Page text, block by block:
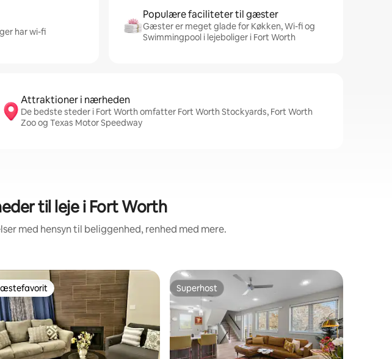
har wi-fi
Populære faciliteter til gæster
Gæster er meget glade for Køkken, Wi-fi og
Swimmingpool i lejeboliger i Fort Worth
Attraktioner i nærheden
De bedste steder i Fort Worth omfatter Fort Worth Stockyards, Fort Worth
Zoo og Texas Motor Speedway
til leje i Fort Worth
med hensyn til beliggenhed, renhed med mere.
Superhost
Superhost